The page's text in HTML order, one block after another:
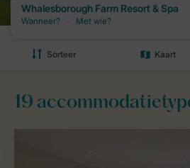
Vakantieparken Whalesborough Farm